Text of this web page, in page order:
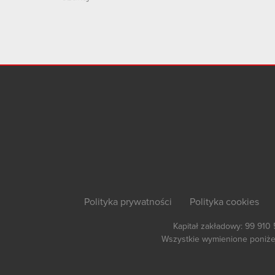
Polityka prywatności Polityka cookies
Kapitał zakładowy: 99
Wszystkie wymienione